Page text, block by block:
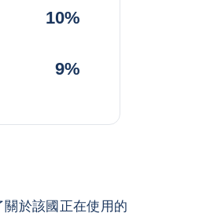
10%
9%
於該國正在使用的